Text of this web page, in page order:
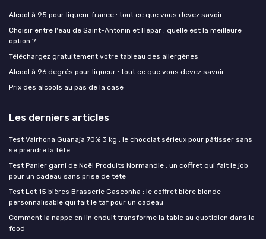
Alcool à 95 pour liqueur france : tout ce que vous devez savoir
Choisir entre l'eau de Saint-Antonin et Hépar : quelle est la meilleure
option ?
Téléchargez gratuitement votre tableau des allergènes
Alcool à 96 degrés pour liqueur : tout ce que vous devez savoir
Prix des alcools au pas de la case
Les derniers articles
Test Valrhona Guanaja 70% 3 kg : le chocolat sérieux pour pâtisser sans
se prendre la tête
Test Panier garni de Noël Produits Normandie : un coffret qui fait le job
pour un cadeau sans prise de tête
Test Lot 15 bières Brasserie Gasconha : le coffret bière blonde
personnalisable qui fait le taf pour un cadeau
Comment la nappe en lin enduit transforme la table au quotidien dans la
food